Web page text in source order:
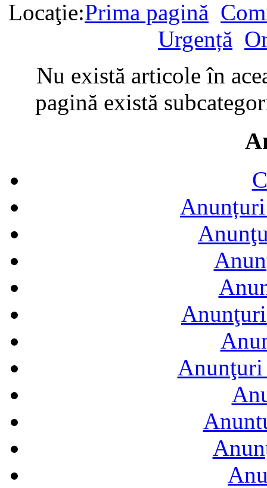
Locaţie:Prima pagină
Urgență
Nu există articole în
pagină există